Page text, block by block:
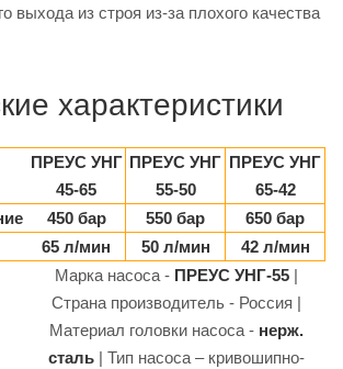
выхода из строя из-за плохого качества
характеристики
ПРЕУС УНГ
45-65
ПРЕУС УНГ
55-50
ПРЕУС УНГ
65-42
450 бар 550 бар
650 бар
65 л/мин 50 л/мин
42 л/мин
Марка насоса - ПРЕУС УНГ-55|
Страна производитель - Россия |
Материал головки насоса - нерж.
сталь| Тип насоса – кривошипно-